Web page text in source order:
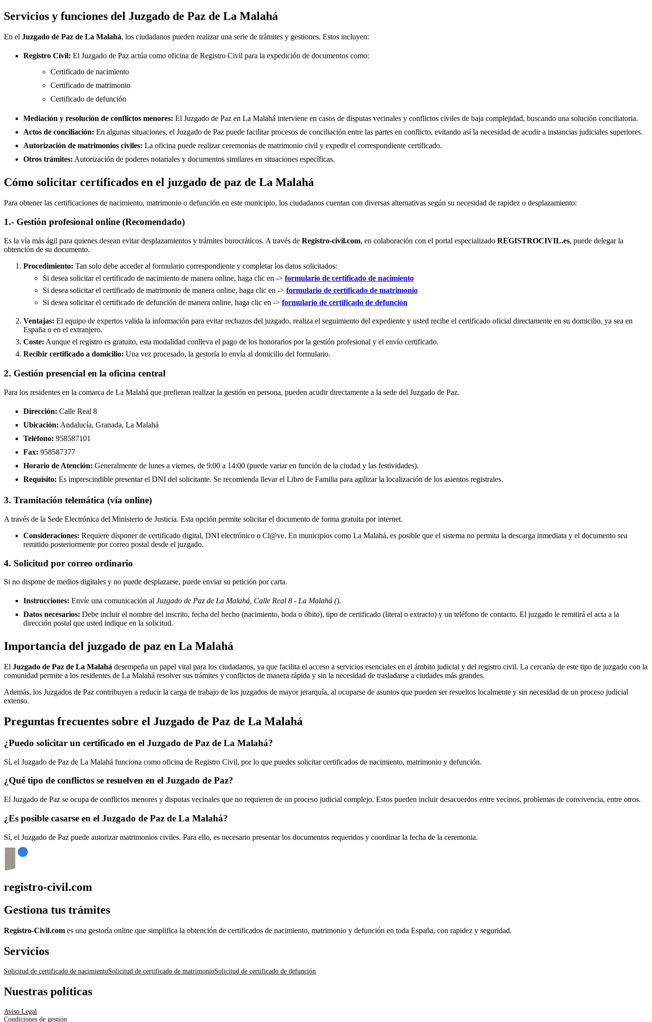
Servicios y funciones del Juzgado de Paz de La Malahá
En el Juzgado de Paz de La Malahá, los ciudadanos pueden realizar una serie de trámites y gestiones. Estos incluyen:
Registro Civil: El Juzgado de Paz actúa como oficina de Registro Civil para la expedición de documentos como:
Certificado de nacimiento
Certificado de matrimonio
Certificado de defunción
Mediación y resolución de conflictos menores: El Juzgado de Paz en La Malahá interviene en casos de disputas vecinales y conflictos civiles de baja complejidad, buscando una solución conciliatoria.
Actos de conciliación: En algunas situaciones, el Juzgado de Paz puede facilitar procesos de conciliación entre las partes en conflicto, evitando así la necesidad de acudir a instancias judiciales superiores.
Autorización de matrimonios civiles: La oficina puede realizar ceremonias de matrimonio civil y expedir el correspondiente certificado.
Otros trámites: Autorización de poderes notariales y documentos similares en situaciones específicas.
Cómo solicitar certificados en el juzgado de paz de La Malahá
Para obtener las certificaciones de nacimiento, matrimonio o defunción en este municipio, los ciudadanos cuentan con diversas alternativas según su necesidad de rapidez o desplazamiento:
1.- Gestión profesional online (Recomendado)
Es la vía más ágil para quienes desean evitar desplazamientos y trámites burocráticos. A través de Registro-civil.com, en colaboración con el portal especializado REGISTROCIVIL.es, puede delegar la
obtención de su documento.
Procedimiento: Tan solo debe acceder al formulario correspondiente y completar los datos solicitados:
Si desea solicitar el certificado de nacimiento de manera online, haga clic en -> formulario de certificado de nacimiento
Si desea solicitar el certificado de matrimonio de manera online, haga clic en -> formulario de certificado de matrimonio
Si desea solicitar el certificado de defunción de manera online, haga clic en -> formulario de certificado de defunción
Ventajas: El equipo de expertos valida la información para evitar rechazos del juzgado, realiza el seguimiento del expediente y usted recibe el certificado oficial directamente en su domicilio, ya sea en
España o en el extranjero.
Coste: Aunque el registro es gratuito, esta modalidad conlleva el pago de los honorarios por la gestión profesional y el envío certificado.
Recibir certificado a domicilio: Una vez procesado, la gestoría lo envía al domicilio del formulario.
2. Gestión presencial en la oficina central
Para los residentes en la comarca de La Malahá que prefieran realizar la gestión en persona, pueden acudir directamente a la sede del Juzgado de Paz.
Dirección: Calle Real 8
Ubicación: Andalucía, Granada, La Malahá
Teléfono: 958587101
Fax: 958587377
Horario de Atención: Generalmente de lunes a viernes, de 9:00 a 14:00 (puede variar en función de la ciudad y las festividades).
Requisito: Es imprescindible presentar el DNI del solicitante. Se recomienda llevar el Libro de Familia para agilizar la localización de los asientos registrales.
3. Tramitación telemática (vía online)
A través de la Sede Electrónica del Ministerio de Justicia. Esta opción permite solicitar el documento de forma gratuita por internet.
Consideraciones: Requiere disponer de certificado digital, DNI electrónico o Cl@ve. En municipios como La Malahá, es posible que el sistema no permita la descarga inmediata y el documento sea
remitido posteriormente por correo postal desde el juzgado.
4. Solicitud por correo ordinario
Si no dispone de medios digitales y no puede desplazarse, puede enviar su petición por carta.
Instrucciones: Envíe una comunicación al Juzgado de Paz de La Malahá, Calle Real 8 - La Malahá ().
Datos necesarios: Debe incluir el nombre del inscrito, fecha del hecho (nacimiento, boda o óbito), tipo de certificado (literal o extracto) y un teléfono de contacto. El juzgado le remitirá el acta a la
dirección postal que usted indique en la solicitud.
Importancia del juzgado de paz en La Malahá
El Juzgado de Paz de La Malahá desempeña un papel vital para los ciudadanos, ya que facilita el acceso a servicios esenciales en el ámbito judicial y del registro civil. La cercanía de este tipo de juzgado con la
comunidad permite a los residentes de La Malahá resolver sus trámites y conflictos de manera rápida y sin la necesidad de trasladarse a ciudades más grandes.
Además, los Juzgados de Paz contribuyen a reducir la carga de trabajo de los juzgados de mayor jerarquía, al ocuparse de asuntos que pueden ser resueltos localmente y sin necesidad de un proceso judicial
extenso.
Preguntas frecuentes sobre el Juzgado de Paz de La Malahá
¿Puedo solicitar un certificado en el Juzgado de Paz de La Malahá?
Sí, el Juzgado de Paz de La Malahá funciona como oficina de Registro Civil, por lo que puedes solicitar certificados de nacimiento, matrimonio y defunción.
¿Qué tipo de conflictos se resuelven en el Juzgado de Paz?
El Juzgado de Paz se ocupa de conflictos menores y disputas vecinales que no requieren de un proceso judicial complejo. Estos pueden incluir desacuerdos entre vecinos, problemas de convivencia, entre otros.
¿Es posible casarse en el Juzgado de Paz de La Malahá?
Sí, el Juzgado de Paz puede autorizar matrimonios civiles. Para ello, es necesario presentar los documentos requeridos y coordinar la fecha de la ceremonia.
registro-civil.com
Gestiona tus trámites
Registro-Civil.com es una gestoría online que simplifica la obtención de certificados de nacimiento, matrimonio y defunción en toda España, con rapidez y seguridad.
Servicios
Solicitud de certificado de nacimientoSolicitud de certificado de matrimonioSolicitud de certificado de defunción
Nuestras políticas
Aviso Legal
Condiciones de gestión